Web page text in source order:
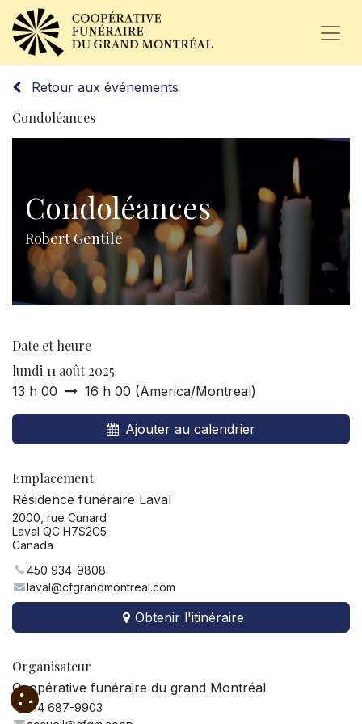
Retour aux événements
Condoléances
Condoléances
Robert Gentile
Date et heure
lundi 11 août 2025
13 h 00 16 h 00 (America/Montreal)
Ajouter au calendrier
Emplacement
Résidence funéraire Laval
2000, rue Cunard
Laval QC H7S2G5
Canada
450 934-9808
laval@cfgrandmontreal.com
Obtenir l'itinéraire
Organisateur
Coopérative funéraire du grand Montréal
514 687-9903